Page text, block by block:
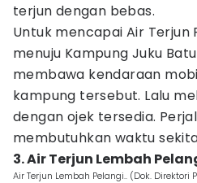
terjun dengan bebas.
Untuk mencapai Air Terjun
menuju Kampung Juku
membawa kendaraan
kampung tersebut. Lalu
dengan ojek tersedia.
membutuhkan waktu
3. Air Terjun Lembah
Air Terjun Lembah Pelangi.. (Dok. Direktori